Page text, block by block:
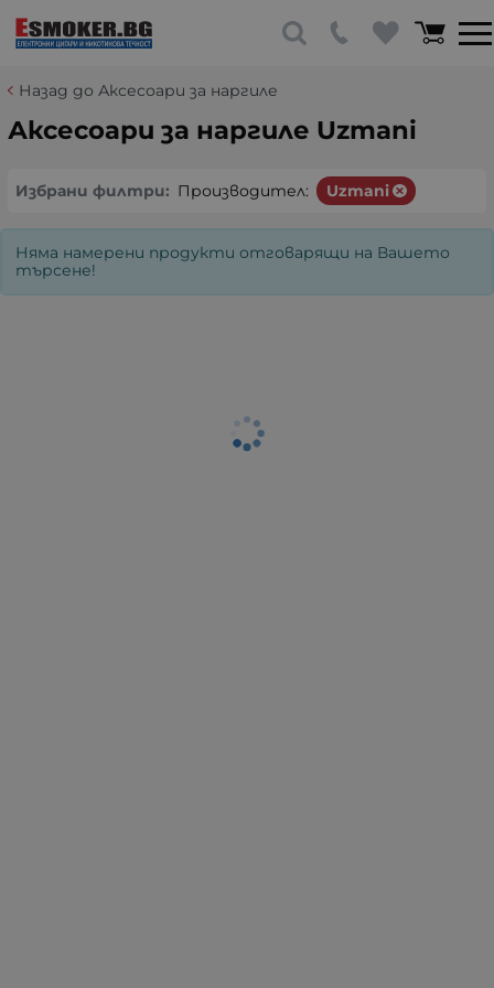
Назад до Аксесоари за наргиле
Аксесоари за наргиле Uzmani
Избрани филтри: Производител: Uzmani
Няма намерени продукти отговарящи на Вашето
търсене!